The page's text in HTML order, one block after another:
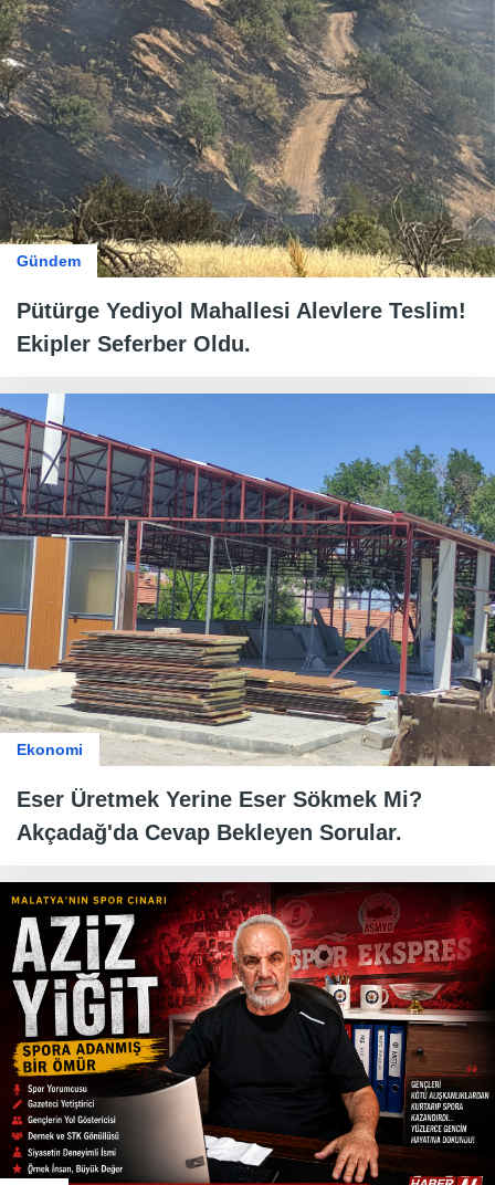
Gündem
Pütürge Yediyol Mahallesi Alevlere Teslim!
Ekipler Seferber Oldu.
Ekonomi
Eser Üretmek Yerine Eser Sökmek Mi?
Akçadağ'da Cevap Bekleyen Sorular.